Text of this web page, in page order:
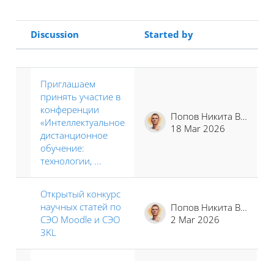
Status
Discussion Started by
Приглашаем
принять участие в
конференции
«Интеллектуальное
дистанционное
обучение:
технологии, ...
Попов Никита Владимирович
18 Mar 2026
Открытый конкурс
научных статей по
СЭО Moodle и СЭО
3KL
Попов Никита Владимирович
2 Mar 2026